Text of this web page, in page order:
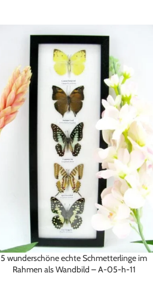
5 wunderschöne echte Schmetterlinge im
Rahmen als Wandbild – A-05-h-11